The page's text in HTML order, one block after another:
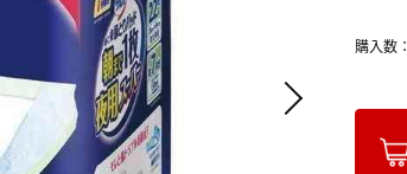
購入数